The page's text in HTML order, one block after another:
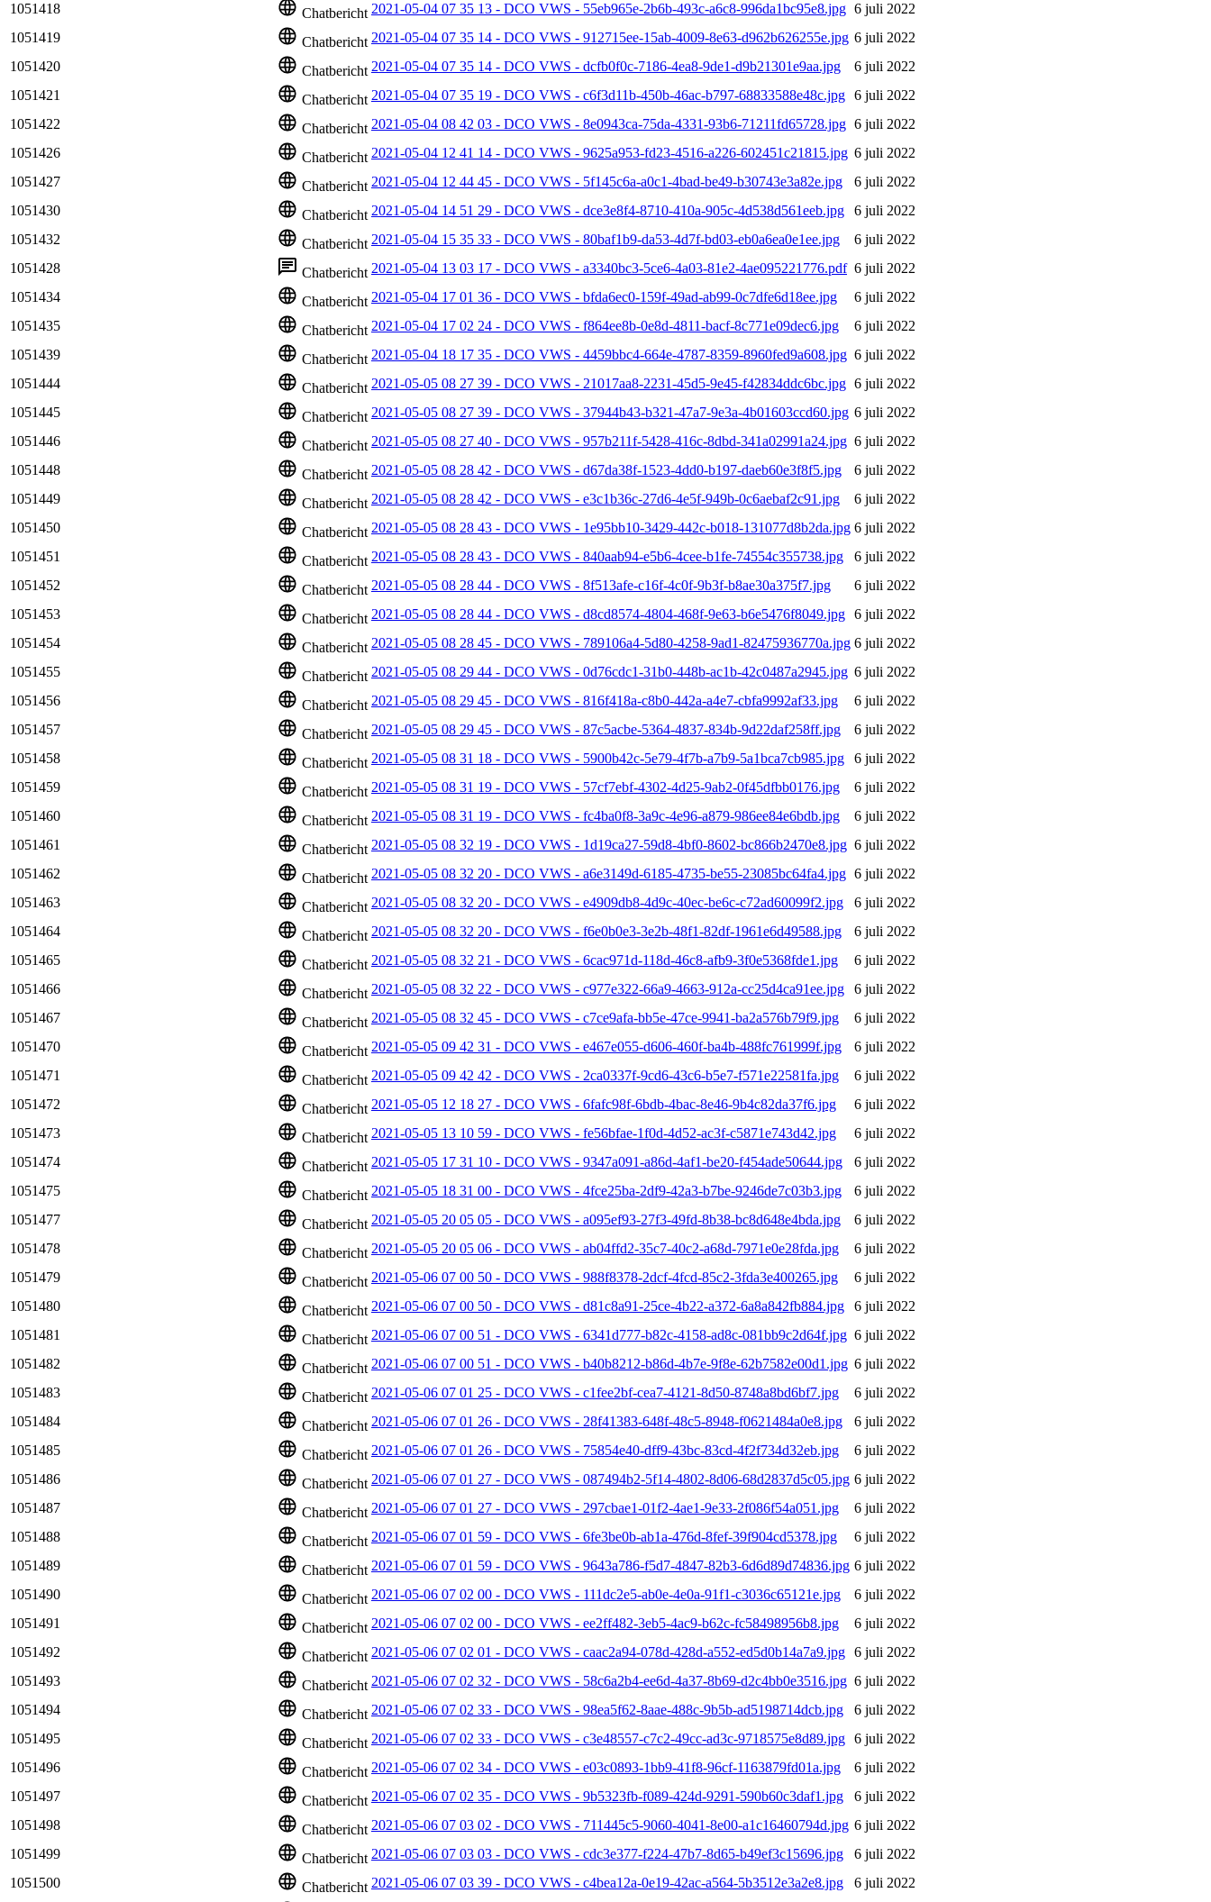
1051418
Chatbericht 2021-05-04 07 35 13 - DCO VWS - 55eb965e-2b6b-493c-a6c8-996da1bc95e8.jpg 6 juli 2022
1051419
Chatbericht 2021-05-04 07 35 14 - DCO VWS - 912715ee-15ab-4009-8e63-d962b626255e.jpg 6 juli 2022
1051420
Chatbericht 2021-05-04 07 35 14 - DCO VWS - dcfb0f0c-7186-4ea8-9de1-d9b21301e9aa.jpg
6 juli 2022
1051421
Chatbericht 2021-05-04 07 35 19 - DCO VWS - c6f3d11b-450b-46ac-b797-68833588e48c.jpg 6 juli 2022
1051422
Chatbericht 2021-05-04 08 42 03 - DCO VWS - 8e0943ca-75da-4331-93b6-71211fd65728.jpg 6 juli 2022
1051426
Chatbericht 2021-05-04 12 41 14 - DCO VWS - 9625a953-fd23-4516-a226-602451c21815.jpg 6 juli 2022
1051427
Chatbericht 2021-05-04 12 44 45 - DCO VWS - 5f145c6a-a0c1-4bad-be49-b30743e3a82e.jpg
6 juli 2022
1051430
Chatbericht 2021-05-04 14 51 29 - DCO VWS - dce3e8f4-8710-410a-905c-4d538d561eeb.jpg
6 juli 2022
1051432
Chatbericht 2021-05-04 15 35 33 - DCO VWS - 80baf1b9-da53-4d7f-bd03-eb0a6ea0e1ee.jpg
6 juli 2022
1051428
Chatbericht 2021-05-04 13 03 17 - DCO VWS - a3340bc3-5ce6-4a03-81e2-4ae095221776.pdf 6 juli 2022
1051434
Chatbericht 2021-05-04 17 01 36 - DCO VWS - bfda6ec0-159f-49ad-ab99-0c7dfe6d18ee.jpg
6 juli 2022
1051435
Chatbericht 2021-05-04 17 02 24 - DCO VWS - f864ee8b-0e8d-4811-bacf-8c771e09dec6.jpg
6 juli 2022
1051439
Chatbericht 2021-05-04 18 17 35 - DCO VWS - 4459bbc4-664e-4787-8359-8960fed9a608.jpg 6 juli 2022
1051444
Chatbericht 2021-05-05 08 27 39 - DCO VWS - 21017aa8-2231-45d5-9e45-f42834ddc6bc.jpg 6 juli 2022
1051445
Chatbericht 2021-05-05 08 27 39 - DCO VWS - 37944b43-b321-47a7-9e3a-4b01603ccd60.jpg 6 juli 2022
1051446
Chatbericht 2021-05-05 08 27 40 - DCO VWS - 957b211f-5428-416c-8dbd-341a02991a24.jpg 6 juli 2022
1051448
Chatbericht 2021-05-05 08 28 42 - DCO VWS - d67da38f-1523-4dd0-b197-daeb60e3f8f5.jpg
6 juli 2022
1051449
Chatbericht 2021-05-05 08 28 42 - DCO VWS - e3c1b36c-27d6-4e5f-949b-0c6aebaf2c91.jpg
6 juli 2022
1051450
Chatbericht 2021-05-05 08 28 43 - DCO VWS - 1e95bb10-3429-442c-b018-131077d8b2da.jpg 6 juli 2022
1051451
Chatbericht 2021-05-05 08 28 43 - DCO VWS - 840aab94-e5b6-4cee-b1fe-74554c355738.jpg
6 juli 2022
1051452
Chatbericht 2021-05-05 08 28 44 - DCO VWS - 8f513afe-c16f-4c0f-9b3f-b8ae30a375f7.jpg
6 juli 2022
1051453
Chatbericht 2021-05-05 08 28 44 - DCO VWS - d8cd8574-4804-468f-9e63-b6e5476f8049.jpg 6 juli 2022
1051454
Chatbericht 2021-05-05 08 28 45 - DCO VWS - 789106a4-5d80-4258-9ad1-82475936770a.jpg 6 juli 2022
1051455
Chatbericht 2021-05-05 08 29 44 - DCO VWS - 0d76cdc1-31b0-448b-ac1b-42c0487a2945.jpg 6 juli 2022
1051456
Chatbericht 2021-05-05 08 29 45 - DCO VWS - 816f418a-c8b0-442a-a4e7-cbfa9992af33.jpg
6 juli 2022
1051457
Chatbericht 2021-05-05 08 29 45 - DCO VWS - 87c5acbe-5364-4837-834b-9d22daf258ff.jpg
6 juli 2022
1051458
Chatbericht 2021-05-05 08 31 18 - DCO VWS - 5900b42c-5e79-4f7b-a7b9-5a1bca7cb985.jpg
6 juli 2022
1051459
Chatbericht 2021-05-05 08 31 19 - DCO VWS - 57cf7ebf-4302-4d25-9ab2-0f45dfbb0176.jpg
6 juli 2022
1051460
Chatbericht 2021-05-05 08 31 19 - DCO VWS - fc4ba0f8-3a9c-4e96-a879-986ee84e6bdb.jpg
6 juli 2022
1051461
Chatbericht 2021-05-05 08 32 19 - DCO VWS - 1d19ca27-59d8-4bf0-8602-bc866b2470e8.jpg 6 juli 2022
1051462
Chatbericht 2021-05-05 08 32 20 - DCO VWS - a6e3149d-6185-4735-be55-23085bc64fa4.jpg 6 juli 2022
1051463
Chatbericht 2021-05-05 08 32 20 - DCO VWS - e4909db8-4d9c-40ec-be6c-c72ad60099f2.jpg
6 juli 2022
1051464
Chatbericht 2021-05-05 08 32 20 - DCO VWS - f6e0b0e3-3e2b-48f1-82df-1961e6d49588.jpg
6 juli 2022
1051465
Chatbericht 2021-05-05 08 32 21 - DCO VWS - 6cac971d-118d-46c8-afb9-3f0e5368fde1.jpg
6 juli 2022
1051466
Chatbericht 2021-05-05 08 32 22 - DCO VWS - c977e322-66a9-4663-912a-cc25d4ca91ee.jpg
6 juli 2022
1051467
Chatbericht 2021-05-05 08 32 45 - DCO VWS - c7ce9afa-bb5e-47ce-9941-ba2a576b79f9.jpg
6 juli 2022
1051470
Chatbericht 2021-05-05 09 42 31 - DCO VWS - e467e055-d606-460f-ba4b-488fc761999f.jpg
6 juli 2022
1051471
Chatbericht 2021-05-05 09 42 42 - DCO VWS - 2ca0337f-9cd6-43c6-b5e7-f571e22581fa.jpg
6 juli 2022
1051472
Chatbericht 2021-05-05 12 18 27 - DCO VWS - 6fafc98f-6bdb-4bac-8e46-9b4c82da37f6.jpg
6 juli 2022
1051473
Chatbericht 2021-05-05 13 10 59 - DCO VWS - fe56bfae-1f0d-4d52-ac3f-c5871e743d42.jpg
6 juli 2022
1051474
Chatbericht 2021-05-05 17 31 10 - DCO VWS - 9347a091-a86d-4af1-be20-f454ade50644.jpg
6 juli 2022
1051475
Chatbericht 2021-05-05 18 31 00 - DCO VWS - 4fce25ba-2df9-42a3-b7be-9246de7c03b3.jpg
6 juli 2022
1051477
Chatbericht 2021-05-05 20 05 05 - DCO VWS - a095ef93-27f3-49fd-8b38-bc8d648e4bda.jpg
6 juli 2022
1051478
Chatbericht 2021-05-05 20 05 06 - DCO VWS - ab04ffd2-35c7-40c2-a68d-7971e0e28fda.jpg
6 juli 2022
1051479
Chatbericht 2021-05-06 07 00 50 - DCO VWS - 988f8378-2dcf-4fcd-85c2-3fda3e400265.jpg
6 juli 2022
1051480
Chatbericht 2021-05-06 07 00 50 - DCO VWS - d81c8a91-25ce-4b22-a372-6a8a842fb884.jpg
6 juli 2022
1051481
Chatbericht 2021-05-06 07 00 51 - DCO VWS - 6341d777-b82c-4158-ad8c-081bb9c2d64f.jpg 6 juli 2022
1051482
Chatbericht 2021-05-06 07 00 51 - DCO VWS - b40b8212-b86d-4b7e-9f8e-62b7582e00d1.jpg 6 juli 2022
1051483
Chatbericht 2021-05-06 07 01 25 - DCO VWS - c1fee2bf-cea7-4121-8d50-8748a8bd6bf7.jpg
6 juli 2022
1051484
Chatbericht 2021-05-06 07 01 26 - DCO VWS - 28f41383-648f-48c5-8948-f0621484a0e8.jpg
6 juli 2022
1051485
Chatbericht 2021-05-06 07 01 26 - DCO VWS - 75854e40-dff9-43bc-83cd-4f2f734d32eb.jpg
6 juli 2022
1051486
Chatbericht 2021-05-06 07 01 27 - DCO VWS - 087494b2-5f14-4802-8d06-68d2837d5c05.jpg 6 juli 2022
1051487
Chatbericht 2021-05-06 07 01 27 - DCO VWS - 297cbae1-01f2-4ae1-9e33-2f086f54a051.jpg
6 juli 2022
1051488
Chatbericht 2021-05-06 07 01 59 - DCO VWS - 6fe3be0b-ab1a-476d-8fef-39f904cd5378.jpg
6 juli 2022
1051489
Chatbericht 2021-05-06 07 01 59 - DCO VWS - 9643a786-f5d7-4847-82b3-6d6d89d74836.jpg 6 juli 2022
1051490
Chatbericht 2021-05-06 07 02 00 - DCO VWS - 111dc2e5-ab0e-4e0a-91f1-c3036c65121e.jpg
6 juli 2022
1051491
Chatbericht 2021-05-06 07 02 00 - DCO VWS - ee2ff482-3eb5-4ac9-b62c-fc58498956b8.jpg
6 juli 2022
1051492
Chatbericht 2021-05-06 07 02 01 - DCO VWS - caac2a94-078d-428d-a552-ed5d0b14a7a9.jpg 6 juli 2022
1051493
Chatbericht 2021-05-06 07 02 32 - DCO VWS - 58c6a2b4-ee6d-4a37-8b69-d2c4bb0e3516.jpg 6 juli 2022
1051494
Chatbericht 2021-05-06 07 02 33 - DCO VWS - 98ea5f62-8aae-488c-9b5b-ad5198714dcb.jpg
6 juli 2022
1051495
Chatbericht 2021-05-06 07 02 33 - DCO VWS - c3e48557-c7c2-49cc-ad3c-9718575e8d89.jpg 6 juli 2022
1051496
Chatbericht 2021-05-06 07 02 34 - DCO VWS - e03c0893-1bb9-41f8-96cf-1163879fd01a.jpg
6 juli 2022
1051497
Chatbericht 2021-05-06 07 02 35 - DCO VWS - 9b5323fb-f089-424d-9291-590b60c3daf1.jpg
6 juli 2022
1051498
Chatbericht 2021-05-06 07 03 02 - DCO VWS - 711445c5-9060-4041-8e00-a1c16460794d.jpg 6 juli 2022
1051499
Chatbericht 2021-05-06 07 03 03 - DCO VWS - cdc3e377-f224-47b7-8d65-b49ef3c15696.jpg
6 juli 2022
1051500
Chatbericht 2021-05-06 07 03 39 - DCO VWS - c4bea12a-0e19-42ac-a564-5b3512e3a2e8.jpg 6 juli 2022